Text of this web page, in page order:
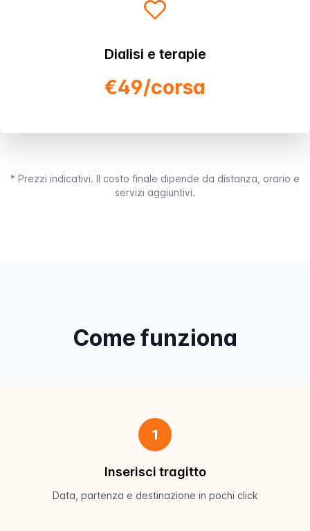
Dialisi e terapie
€49/corsa
* Prezzi indicativi. Il costo finale dipende da distanza, orario e
servizi aggiuntivi.
Come funziona
1
Inserisci tragitto
Data, partenza e destinazione in pochi click